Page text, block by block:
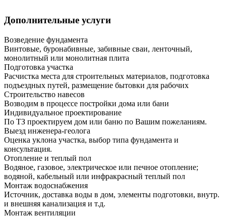
Дополнительные услуги
Возведение фундамента
Винтовые, буронабивные, забивные сваи, ленточный,
монолитный или монолитная плита
Подготовка участка
Расчистка места для строительных материалов, подготовка
подъездных путей, размещение бытовки для рабочих
Строительство навесов
Возводим в процессе постройки дома или бани
Индивидуальное проектирование
По ТЗ проектируем дом или баню по Вашим пожеланиям.
Выезд инженера-геолога
Оценка уклона участка, выбор типа фундамента и
консультация.
Отопление и теплый пол
Водяное, газовое, электрическое или печное отопление;
водяной, кабельный или инфракрасный теплый пол
Монтаж водоснабжения
Источник, доставка воды в дом, элементы подготовки, внутр.
и внешняя канализация и т.д.
Монтаж вентиляции